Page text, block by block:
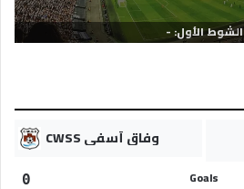
الشوط الأول: -
وفاق أسفي CWSS
Goals
0